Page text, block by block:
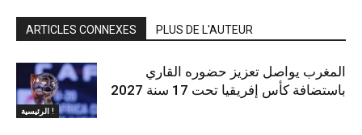
ARTICLES CONNEXES PLUS DE L'AUTEUR
الرئيسية !
المغرب يواصل تعزيز حضوره القاري
باستضافة كأس إفريقيا تحت 17 سنة 2027